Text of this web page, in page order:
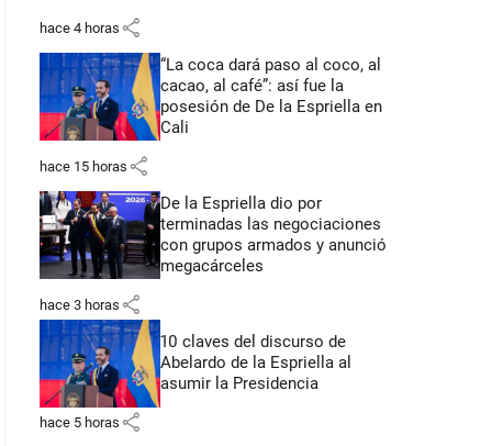
hace 4 horas share
“La coca dará paso al coco, al
cacao, al café”: así fue la
posesión de De la Espriella en
Cali
hace 15 horas share
De la Espriella dio por
terminadas las negociaciones
con grupos armados y anunció
megacárceles
hace 3 horas share
10 claves del discurso de
Abelardo de la Espriella al
asumir la Presidencia
hace 5 horas share